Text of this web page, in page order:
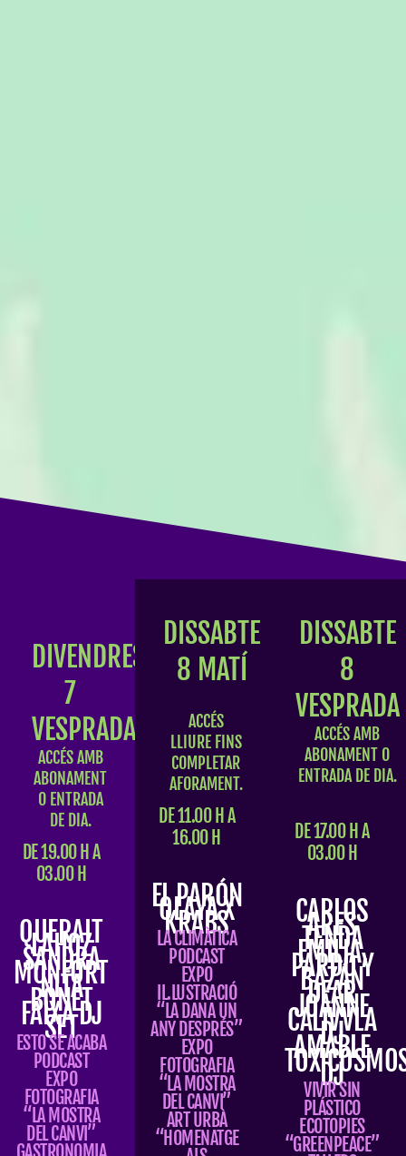
DIVENDRES
7
VESPRADA
ACCÉS AMB
ABONAMENT
O ENTRADA
DE DIA.
DE 19.00 H A
03.00 H
QUERALT
LAHOZ
SANDRA
MONFORT
NITA
BONET
FAIXA DJ
SET
ESTO SE ACABA
PODCAST
EXPO
FOTOGRAFIA
“LA MOSTRA
DEL CANVI”
DISSABTE
8 MATÍ
ACCÉS
LLIURE FINS
COMPLETAR
AFORAMENT.
DE 11.00 H A
16.00 H
EL PARÓN
OLAYA X
KRABS
LA CLIMÀTICA
PODCAST
EXPO
IL.LUSTRACIÓ
“LA DANA UN
ANY DESPRÉS”
EXPO
FOTOGRAFIA
“LA MOSTRA
DEL CANVI”
ART URBÀ
“HOMENATGE
DISSABTE
8
VESPRADA
ACCÉS AMB
ABONAMENT O
ENTRADA DE DIA.
DE 17.00 H A
03.00 H
CARLOS
ARES
TENDA
EMILIA,
PARDO Y
BAZÁN
DEAR
JOANNE
CALIVVLA
DJ
AMABLE
DJ
VIVIR SIN
PLÁSTICO
ECOTOPIES
“GREENPEACE”